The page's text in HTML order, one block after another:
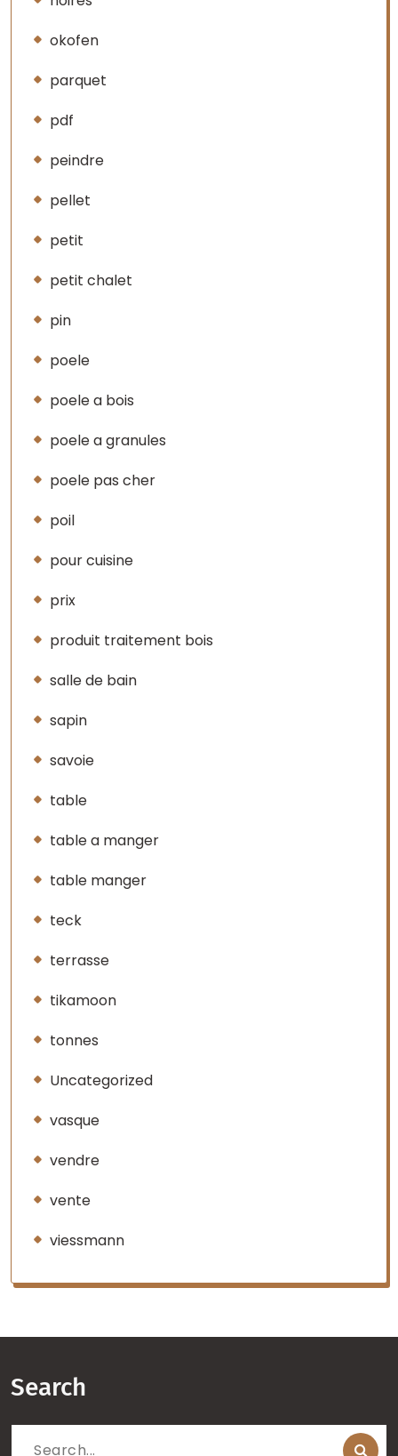
okofen
parquet
pdf
peindre
pellet
petit
petit chalet
pin
poele
poele a bois
poele a granules
poele pas cher
poil
pour cuisine
prix
produit traitement bois
salle de bain
sapin
savoie
table
table a manger
table manger
teck
terrasse
tikamoon
tonnes
Uncategorized
vasque
vendre
vente
viessmann
Search
Search